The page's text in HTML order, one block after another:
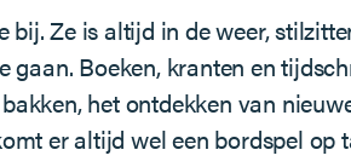
bij. Ze is altijd in de weer,
gaan. Boeken, kranten en
het ontdekken van
er altijd wel een bordspel